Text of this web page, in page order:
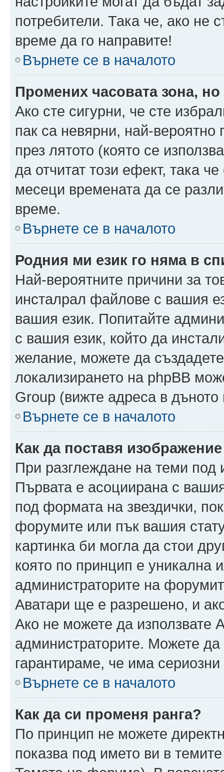
потребители. Така че, ако не
време да го направите!
Върнете се в началото
Промених часовата зона,
Ако сте сигурни, че сте
пак са невярни, най-
през лятото (която се
да отчитат този ефект, така
месеци времената да се
време.
Върнете се в началото
Родния ми език го няма в
Най-вероятните причини за
инсталрал файлове с вашия
вашия език. Попитайте
с вашия език, който да
желание, можете да
локализирането на phpBB
Group (вижте адреса в дъното
Върнете се в началото
Как да поставя
При разглеждане на теми под
Първата е асоциирана с
под формата на звездички,
форумите или пък вашия
картинка би могла да стои
която по принцип е уникална
администраторите на
Аватари ще е разрешено, и
Ако не можете да използвате
администраторите. Можете да
гарантираме, че има сериозни
Върнете се в началото
Как да си променя ранга?
По принцип не можете
показва под името ви в